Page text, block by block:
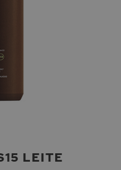
LEITE